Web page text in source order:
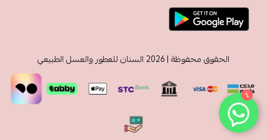
الحقوق محفوظة | 2026 السنان للعطور والعسل الطبيعي
1